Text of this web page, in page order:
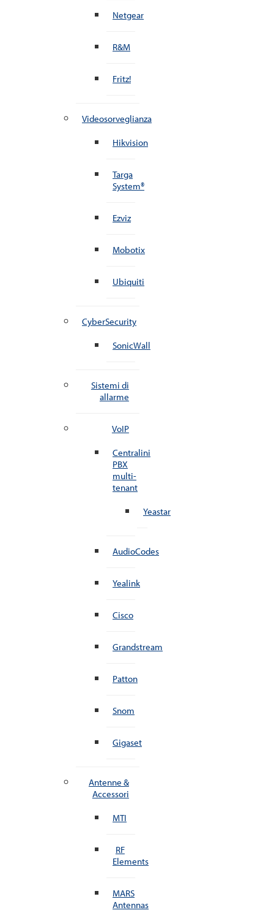
Netgear
R&M
Fritz!
Videosorveglianza
Hikvision
Targa
System®
Ezviz
Mobotix
Ubiquiti
CyberSecurity
SonicWall
Sistemi di
allarme
VoIP
Centralini
PBX
multi-
tenant
Yeastar
AudioCodes
Yealink
Cisco
Grandstream
Patton
Snom
Gigaset
Antenne &
Accessori
MTI
RF
Elements
MARS
Antennas